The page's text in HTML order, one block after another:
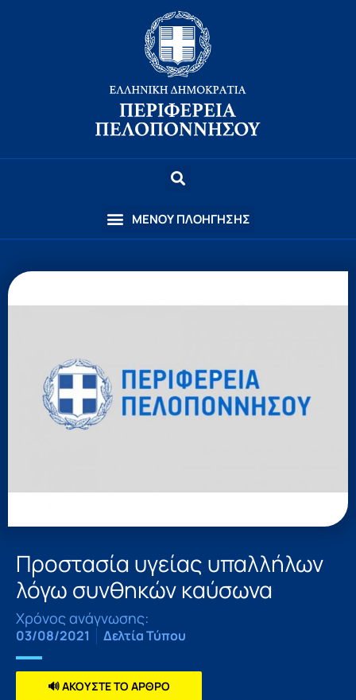
Προστασία υγείας υπαλλήλων
λόγω συνθηκών καύσωνα
Χρόνος ανάγνωσης:
03/08/2021 Δελτία Τύπου
🔊 ΑΚΟΥΣΤΕ ΤΟ ΑΡΘΡΟ